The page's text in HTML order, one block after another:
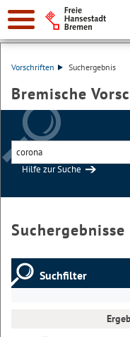
Vorschriften Suchergebnis
Bremische
Hilfe zur Suche
Suchfilter